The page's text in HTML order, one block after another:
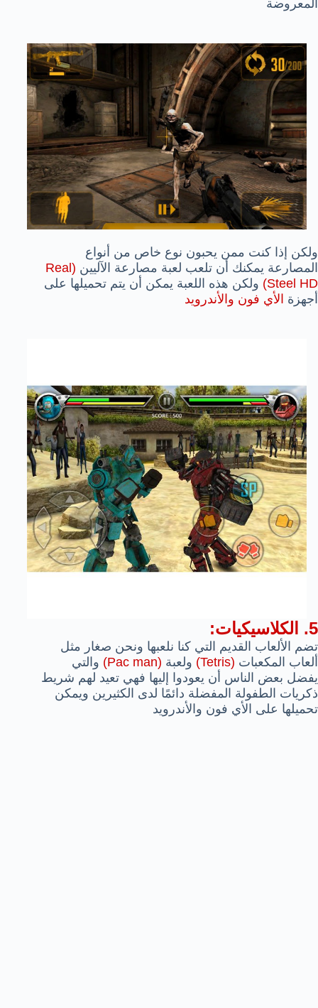
المعروضة
ولكن إذا كنت ممن يحبون نوع خاص من أنواع
المصارعة يمكنك أن تلعب لعبة مصارعة الآليين
(Real
Steel HD)
ولكن هذه اللعبة يمكن أن يتم تحميلها على
أجهزة الأي فون والأندرويد
5. الكلاسيكيات:
تضم الألعاب القديم التي كنا نلعبها ونحن صغار مثل
ألعاب المكعبات (Tetris) ولعبة (Pac man)
والتي
يفضل بعض الناس أن يعودوا إليها فهي تعيد لهم شريط
ذكريات الطفولة المفضلة دائمًا لدى الكثيرين ويمكن
تحميلها على الأي فون والأندرويد